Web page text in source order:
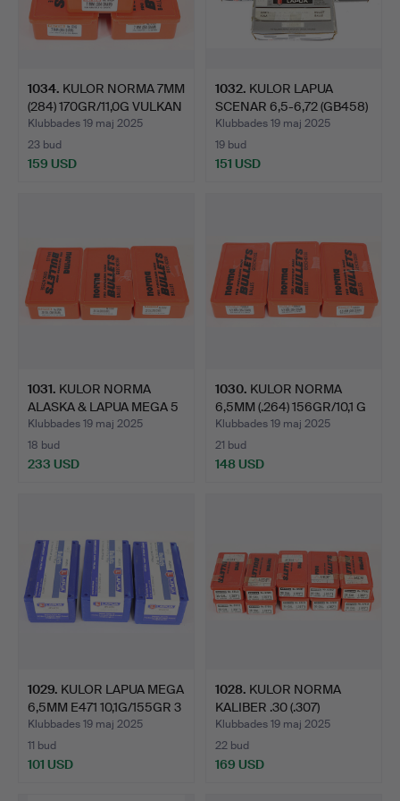
1034. KULOR NORMA 7MM
(284) 170GR/11,0G VULKAN
(…
Klubbades 19 maj 2025
23 bud
159 USD
1032. KULOR LAPUA
SCENAR 6,5-6,72 (GB458)
9.0G 5…
Klubbades 19 maj 2025
19 bud
151 USD
1031. KULOR NORMA
ALASKA & LAPUA MEGA 5
ASKAR .3…
Klubbades 19 maj 2025
18 bud
233 USD
1030. KULOR NORMA
6,5MM (.264) 156GR/10,1 G
ORYX…
Klubbades 19 maj 2025
21 bud
148 USD
1029. KULOR LAPUA MEGA
6,5MM E471 10,1G/155GR 3
…
Klubbades 19 maj 2025
11 bud
101 USD
1028. KULOR NORMA
KALIBER .30 (.307)
No.67612 10…
Klubbades 19 maj 2025
22 bud
169 USD